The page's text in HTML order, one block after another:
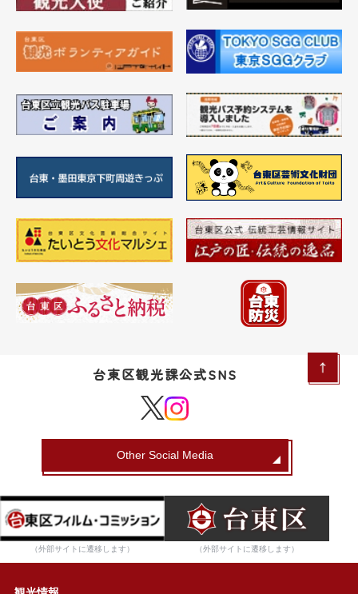
台東区観光課公式SNS
Other Social Media
（外部サイトに遷移します） （外部サイトに遷移します）